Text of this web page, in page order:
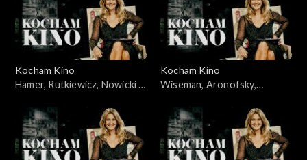
Kocham Kino
Hamer, Rutkiewicz, Nowicki –
Kocham Kino
Wiseman, Aronofsky,